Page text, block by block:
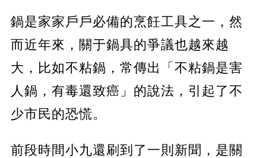
鍋是家家戶戶必備的烹飪工具之一，然
而近年來，關于鍋具的爭議也越來越
大，比如不粘鍋，常傳出「不粘鍋是害
人鍋，有毒還致癌」的說法，引起了不
少市民的恐慌。
前段時間小九還刷到了一則新聞，是關